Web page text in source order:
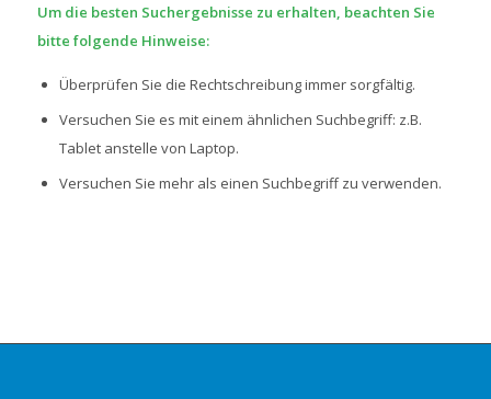
Um die besten Suchergebnisse zu erhalten, beachten Sie
bitte folgende Hinweise:
Überprüfen Sie die Rechtschreibung immer sorgfältig.
Versuchen Sie es mit einem ähnlichen Suchbegriff: z.B.
Tablet anstelle von Laptop.
Versuchen Sie mehr als einen Suchbegriff zu verwenden.